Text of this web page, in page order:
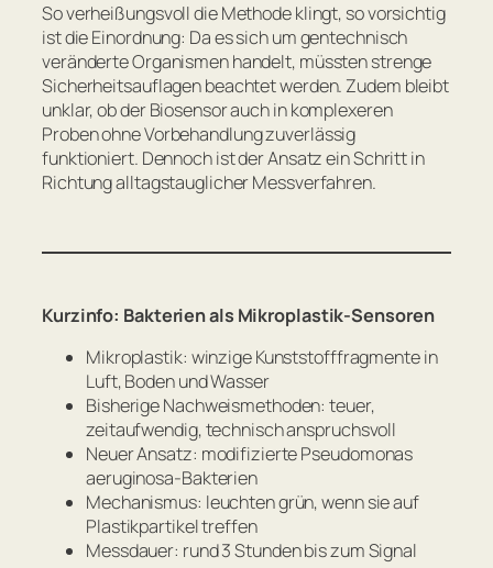
So verheißungsvoll die Methode klingt, so vorsichtig
ist die Einordnung: Da es sich um gentechnisch
veränderte Organismen handelt, müssten strenge
Sicherheitsauflagen beachtet werden. Zudem bleibt
unklar, ob der Biosensor auch in komplexeren
Proben ohne Vorbehandlung zuverlässig
funktioniert. Dennoch ist der Ansatz ein Schritt in
Richtung alltagstauglicher Messverfahren.
Kurzinfo: Bakterien als Mikroplastik-Sensoren
Mikroplastik: winzige Kunststofffragmente in
Luft, Boden und Wasser
Bisherige Nachweismethoden: teuer,
zeitaufwendig, technisch anspruchsvoll
Neuer Ansatz: modifiziertePseudomonas
aeruginosa-Bakterien
Mechanismus: leuchten grün, wenn sie auf
Plastikpartikel treffen
Messdauer: rund 3 Stunden bis zum Signal